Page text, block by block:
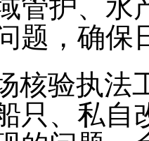
管护、水
题，确保
核验执法
只、私自